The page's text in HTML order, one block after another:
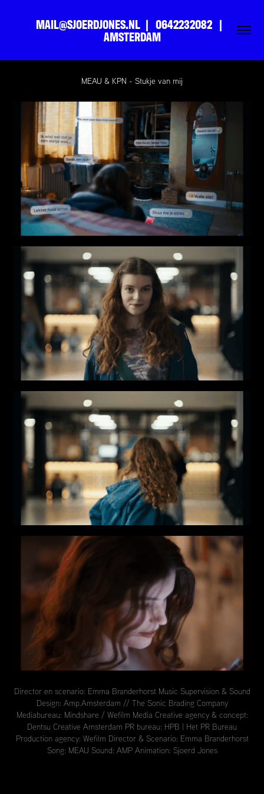
MAIL@SJOERDJONES.NL  |   0642232082   |
AMSTERDAM
MEAU & KPN - Stukje van mij
Director en scenario: Emma Branderhorst Music Supervision & Sound
Design: Amp.Amsterdam // The Sonic Brading Company
Mediabureau: Mindshare / Wefilm Media Creative agency & concept:
Dentsu Creative Amsterdam PR bureau: HPB | Het PR Bureau
Production agency: Wefilm Director & Scenario: Emma Branderhorst
Song: MEAU Sound: AMP Animation: Sjoerd Jones